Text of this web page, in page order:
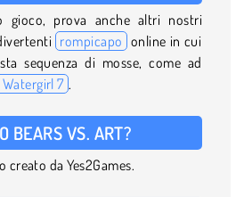
gioco, prova anche altri nostri
rompicapo online in cui
sequenza di mosse, come ad
7 .
BEARS VS. ART?
creato da Yes2Games.